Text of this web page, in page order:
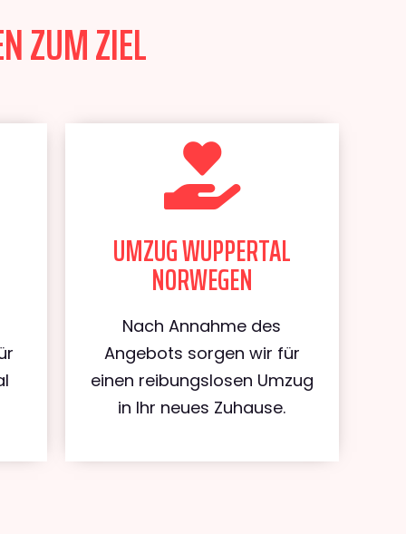
ZUM ZIEL
UMZUG WUPPERTAL
NORWEGEN
Nach Annahme des
Angebots sorgen wir für
einen reibungslosen Umzug
in Ihr neues Zuhause.